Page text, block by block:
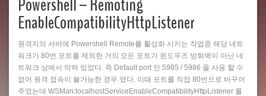
Powershell – Remoting
EnableCompatibilityHttpListener
원격지의 서버에 Powershell Remote를 활성화 시키는 작업중 해당 네트
워크가 80번 포트를 제외한 거의 모든 포트가 윈도우즈 방화벽이 아닌 네
트워크 상에서 막혀 있었다. 즉 Default port 인 5985 / 5986 을 사용 할 수
없어 원격 접속이 불가능한 경우 였다. 이때 포트를 직접 80번으로 바꾸어
주었는데 WSMan:localhostServiceEnableCompatibilityHttpListener 를